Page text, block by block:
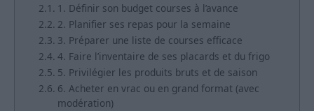
1. Définir son budget courses à l’avance
2. Planifier ses repas pour la semaine
3. Préparer une liste de courses efficace
4. Faire l’inventaire de ses placards et du frigo
5. Privilégier les produits bruts et de saison
6. Acheter en vrac ou en grand format (avec
modération)